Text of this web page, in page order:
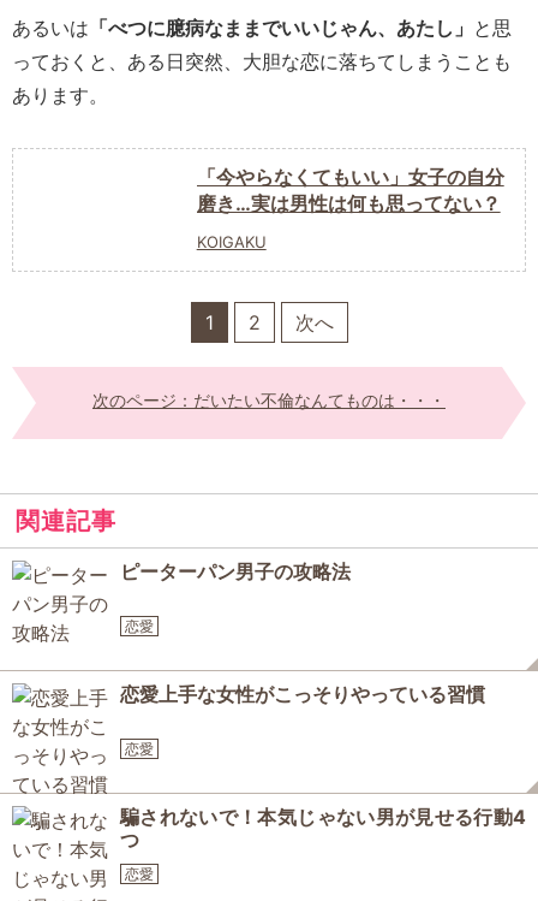
あるいは 「べつに臆病なままでいいじゃん、あたし」 と思
っておくと、ある日突然、大胆な恋に落ちてしまうことも
あります。
「今やらなくてもいい」女子の自分
磨き…実は男性は何も思ってない？
KOIGAKU
1 2 次へ
次のページ：だいたい不倫なんてものは・・・
関連記事
ピーターパン男子の攻略法
恋愛
恋愛上手な女性がこっそりやっている習慣
恋愛
騙されないで！本気じゃない男が見せる行動4
つ
恋愛